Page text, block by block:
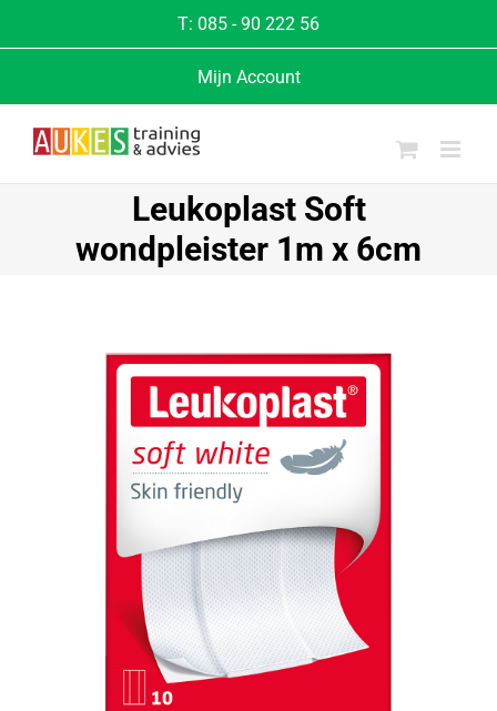
T: 085 - 90 222 56
Mijn Account
Leukoplast Soft
wondpleister 1m x 6cm